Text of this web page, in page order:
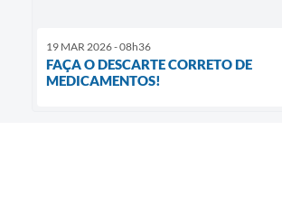
19 MAR 2026 - 08h36
FAÇA O DESCARTE CORRETO DE
MEDICAMENTOS!